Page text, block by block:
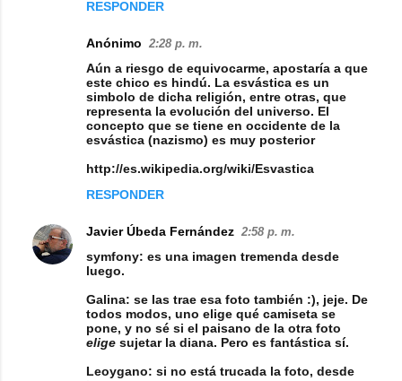
RESPONDER
Anónimo 2:28 p. m.
Aún a riesgo de equivocarme, apostaría a que
este chico es hindú. La esvástica es un
simbolo de dicha religión, entre otras, que
representa la evolución del universo. El
concepto que se tiene en occidente de la
esvástica (nazismo) es muy posterior
http://es.wikipedia.org/wiki/Esvastica
RESPONDER
Javier Úbeda Fernández 2:58 p. m.
symfony: es una imagen tremenda desde
luego.
Galina: se las trae esa foto también :), jeje. De
todos modos, uno elige qué camiseta se
pone, y no sé si el paisano de la otra foto
elige sujetar la diana. Pero es fantástica sí.
Leoygano: si no está trucada la foto, desde